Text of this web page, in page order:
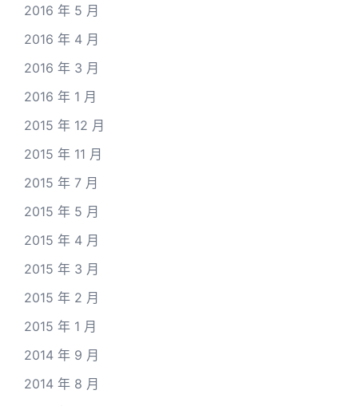
2016 年 5 月
2016 年 4 月
2016 年 3 月
2016 年 1 月
2015 年 12 月
2015 年 11 月
2015 年 7 月
2015 年 5 月
2015 年 4 月
2015 年 3 月
2015 年 2 月
2015 年 1 月
2014 年 9 月
2014 年 8 月